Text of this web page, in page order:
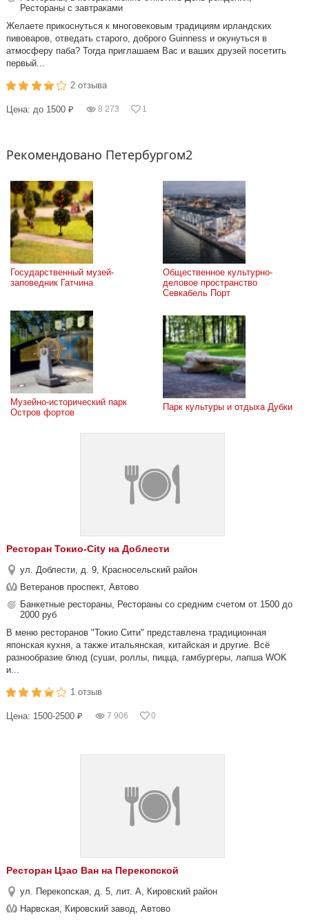
Рестораны с завтраками
Желаете прикоснуться к многовековым традициям ирландских
пивоваров, отведать старого, доброго Guinness и окунуться в
атмосферу паба? Тогда приглашаем Вас и ваших друзей посетить
первый...
2 отзыва
Цена: до 1500 ₽ 8 273 1
Рекомендовано Петербургом2
Государственный музей-
заповедник Гатчина
Общественное культурно-
деловое пространство
Севкабель Порт
Музейно-исторический парк
Остров фортов
Парк культуры и отдыха Дубки
Ресторан Токио-City на Доблести
ул. Доблести, д. 9, Красносельский район
Ветеранов проспект, Автово
Банкетные рестораны, Рестораны со средним счетом от 1500 до
2000 руб
В меню ресторанов "Токио Сити" представлена традиционная
японская кухня, а также итальянская, китайская и другие. Всё
разнообразие блюд (суши, роллы, пицца, гамбургеры, лапша WOK
и...
1 отзыв
Цена: 1500-2500 ₽ 7 906 0
Ресторан Цзао Ван на Перекопской
ул. Перекопская, д. 5, лит. А, Кировский район
Нарвская, Кировский завод, Автово